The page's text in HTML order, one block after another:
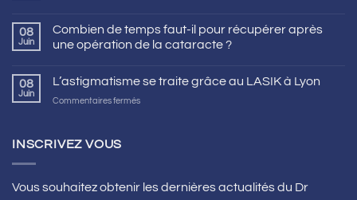
08
Juin
Combien de temps faut-il pour récupérer après
une opération de la cataracte ?
08
Juin
L’astigmatisme se traite grâce au LASIK à Lyon
Commentaires ferméssur
LASIK
INSCRIVEZ VOUS
Vous souhaitez obtenir les dernières actualités du Dr